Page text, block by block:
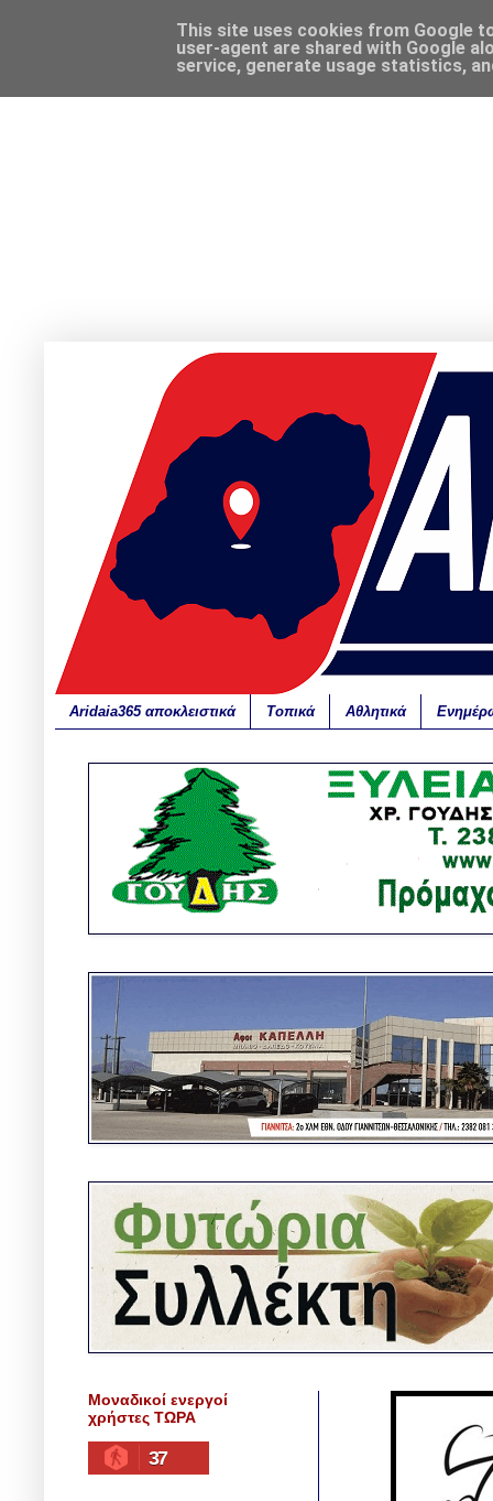
Aridaia365 αποκλειστικά Τοπικά Αθλητικά
Μοναδικοί ενεργοί
χρήστες ΤΩΡΑ
37
This site uses cookies from Google
user-agent are shared with Google
service, generate usage statistics,